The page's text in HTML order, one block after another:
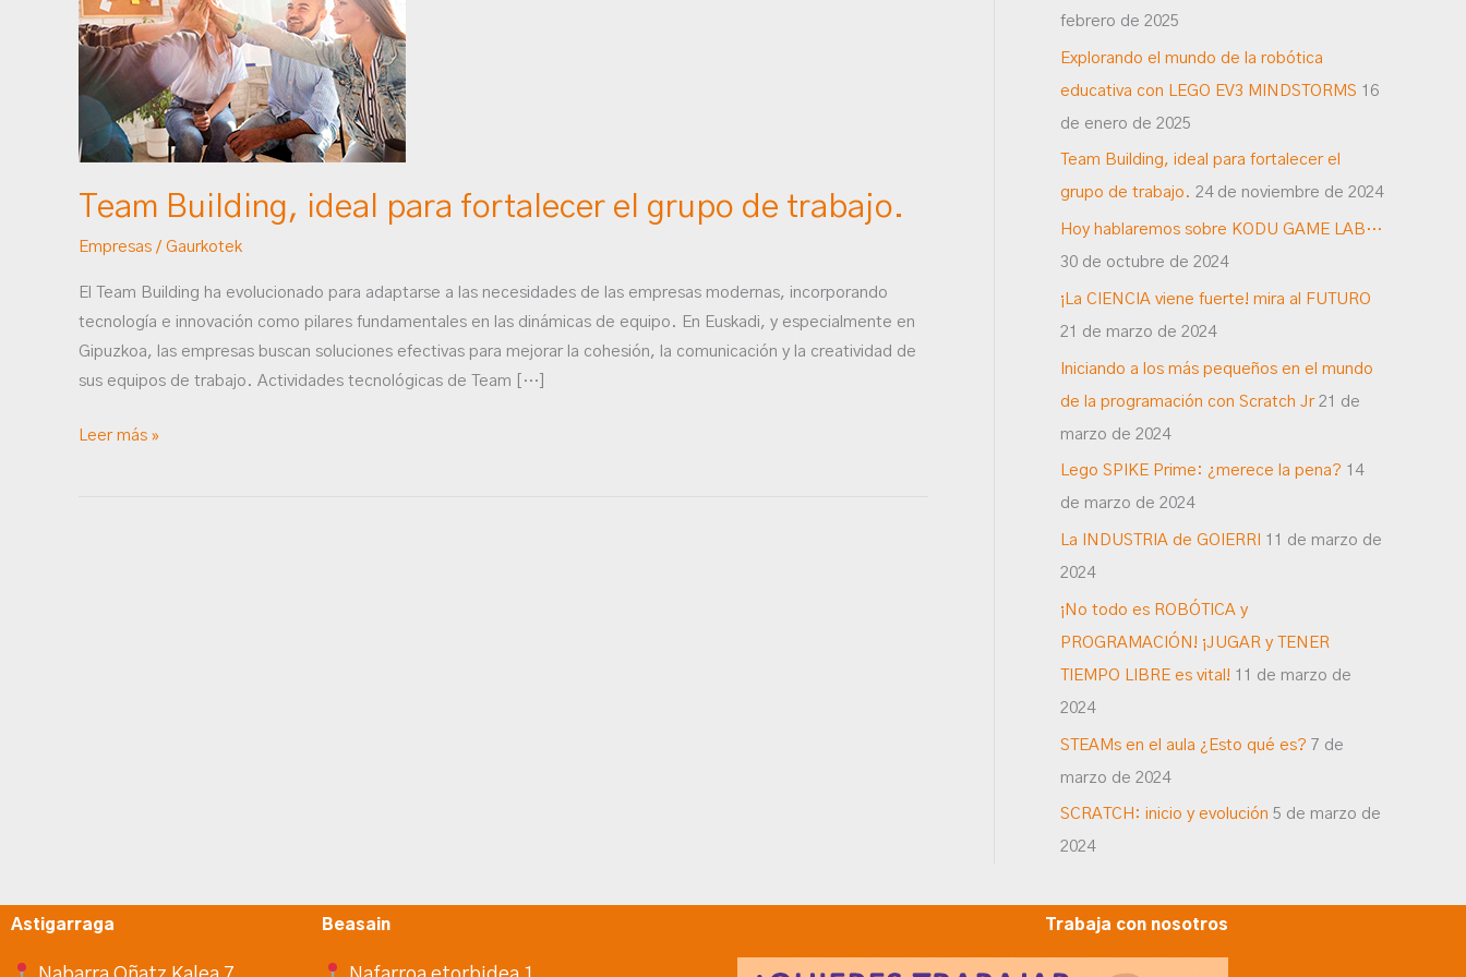
Team Building, ideal para fortalecer el grupo de trabajo.
Empresas / Gaurkotek
El Team Building ha evolucionado para adaptarse a las necesidades de las empresas modernas, incorporando
tecnología e innovación como pilares fundamentales en las dinámicas de equipo. En Euskadi, y especialmente en
Gipuzkoa, las empresas buscan soluciones efectivas para mejorar la cohesión, la comunicación y la creatividad de
sus equipos de trabajo. Actividades tecnológicas de Team […]
ideal
para
fortalecer
grupo
de
trabajo.
Leer más »
febrero de 2025
Explorando el mundo de la robótica
educativa con LEGO EV3 MINDSTORMS 16
de enero de 2025
Team Building, ideal para fortalecer el
grupo de trabajo. 24 de noviembre de 2024
Hoy hablaremos sobre KODU GAME LAB…
30 de octubre de 2024
¡La CIENCIA viene fuerte! mira al FUTURO
21 de marzo de 2024
Iniciando a los más pequeños en el mundo
de la programación con Scratch Jr 21 de
marzo de 2024
Lego SPIKE Prime: ¿merece la pena? 14
de marzo de 2024
La INDUSTRIA de GOIERRI 11 de marzo de
2024
¡No todo es ROBÓTICA y
PROGRAMACIÓN! ¡JUGAR y TENER
TIEMPO LIBRE es vital! 11 de marzo de
2024
STEAMs en el aula ¿Esto qué es? 7 de
marzo de 2024
SCRATCH: inicio y evolución 5 de marzo de
2024
Astigarraga Beasain Trabaja con nosotros